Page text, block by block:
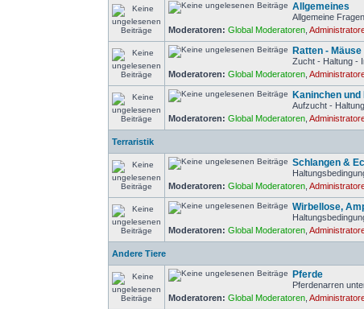
Allgemeines
Allgemeine
Moderatoren: Global Moderatoren ,
Ratten -
Zucht - Haltung -
Moderatoren: Global Moderatoren ,
Kaninchen
Aufzucht -
Moderatoren: Global Moderatoren ,
Terraristik
Schlangen &
Moderatoren: Global Moderatoren ,
Wirbellose,
Moderatoren: Global Moderatoren ,
Andere Tiere
Pferde
Pferdenarren
Moderatoren: Global Moderatoren ,